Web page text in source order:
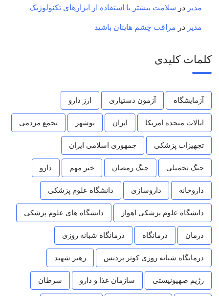
مدیر در سلامت بیشتر با استفاده از ابزارهای تکنولوژیک
مدیر در مراقب چشم هایتان باشید
کلمات کلیدی
آزمایشگاه آزمون دستیاری ارز دارو
ایالات متحده امریکا ایران بوشهر تجمع مردمی
تجهیزات پزشکی جمهوری اسلامی ایران
جنگ تحمیلی جنگ رمضان خبر مهم دارو
داروخانه داروسازی دانشگاه علوم پزشکی
دانشگاه علوم پزشکی اهواز دانشگاه های علوم پزشکی
درمان درمانگاه درمانگاه شبانه روزی
درمانگاه شبانه روزی کوثر پردیس رهبر شهید
رژیم صهیونیستی سازمان غذا و دارو سرطان